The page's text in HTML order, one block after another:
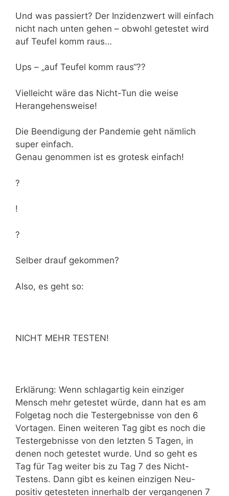
Und was passiert? Der Inzidenzwert will einfach
nicht nach unten gehen – obwohl getestet wird
auf Teufel komm raus…
Ups – „auf Teufel komm raus“??
Vielleicht wäre das Nicht-Tun die weise
Herangehensweise!
Die Beendigung der Pandemie geht nämlich
super einfach.
Genau genommen ist es grotesk einfach!
?
!
?
Selber drauf gekommen?
Also, es geht so:
NICHT MEHR TESTEN!
Erklärung: Wenn schlagartig kein einziger
Mensch mehr getestet würde, dann hat es am
Folgetag noch die Testergebnisse von den 6
Vortagen. Einen weiteren Tag gibt es noch die
Testergebnisse von den letzten 5 Tagen, in
denen noch getestet wurde. Und so geht es
Tag für Tag weiter bis zu Tag 7 des Nicht-
Testens. Dann gibt es keinen einzigen Neu-
positiv getesteten innerhalb der vergangenen 7